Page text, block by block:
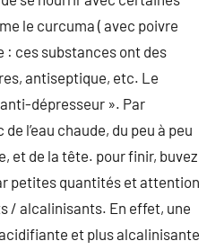
le curcuma ( avec poivre
: ces substances ont des
antiseptique, etc. Le
dépresseur ». Par
l’eau chaude, du peu à peu
et de la tête. pour finir, buvez
petites quantités et attention
/ alcalinisants. En effet, une
et plus alcalinisante